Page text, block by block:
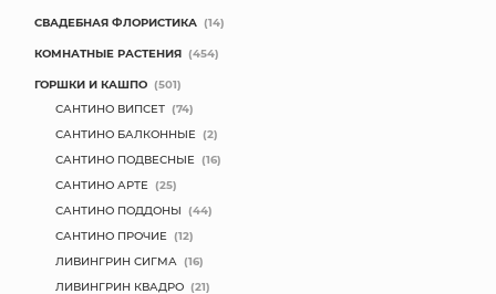
СВАДЕБНАЯ ФЛОРИСТИКА (14)
КОМНАТНЫЕ РАСТЕНИЯ (454)
ГОРШКИ И КАШПО (501)
САНТИНО ВИПСЕТ (74)
САНТИНО БАЛКОННЫЕ (2)
САНТИНО ПОДВЕСНЫЕ (16)
САНТИНО АРТЕ (25)
САНТИНО ПОДДОНЫ (44)
САНТИНО ПРОЧИЕ (12)
ЛИВИНГРИН СИГМА (16)
ЛИВИНГРИН КВАДРО (21)